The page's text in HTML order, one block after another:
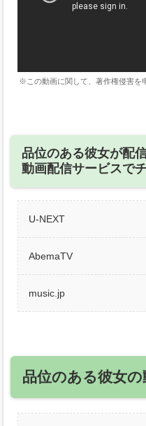
※この動画に関して、著作権侵害を
品位のある彼女が配
動画配信サービスで
U-NEXT
AbemaTV
music.jp
品位のある彼女の